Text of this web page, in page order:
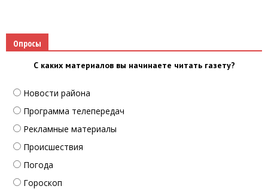
Опросы
С каких материалов вы начинаете читать газету?
Новости района
Программа телепередач
Рекламные материалы
Происшествия
Погода
Гороскоп